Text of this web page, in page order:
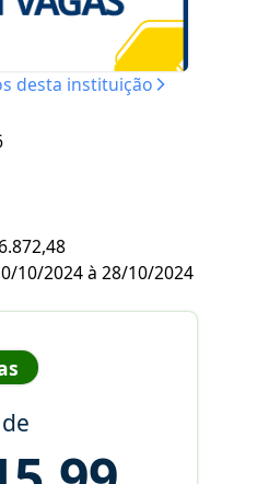
desta instituição
10/2024 à 28/10/2024